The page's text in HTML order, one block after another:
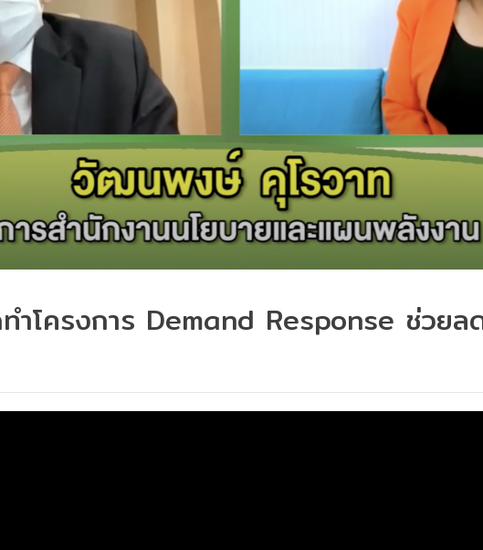
ำโครงการ Demand Response ช่วยล